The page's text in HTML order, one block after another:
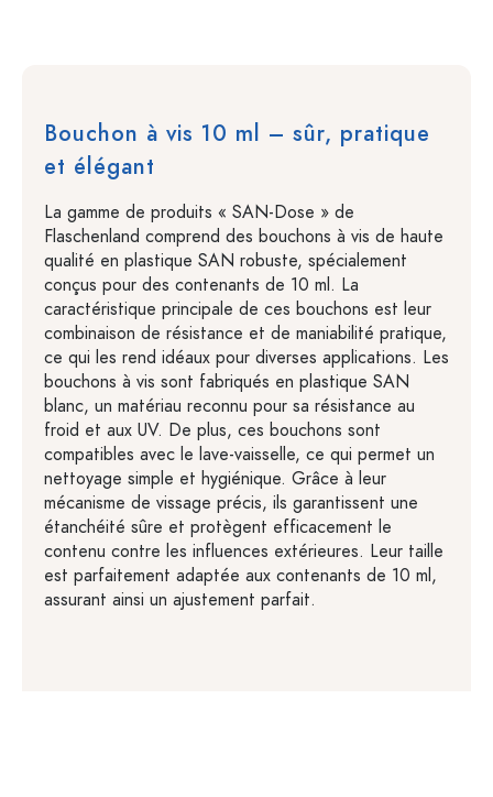
Bouchon à vis 10 ml – sûr, pratique
et élégant
La gamme de produits « SAN-Dose » de
Flaschenland comprend des bouchons à vis de haute
qualité en plastique SAN robuste, spécialement
conçus pour des contenants de 10 ml. La
caractéristique principale de ces bouchons est leur
combinaison de résistance et de maniabilité pratique,
ce qui les rend idéaux pour diverses applications. Les
bouchons à vis sont fabriqués en plastique SAN
blanc, un matériau reconnu pour sa résistance au
froid et aux UV. De plus, ces bouchons sont
compatibles avec le lave-vaisselle, ce qui permet un
nettoyage simple et hygiénique. Grâce à leur
mécanisme de vissage précis, ils garantissent une
étanchéité sûre et protègent efficacement le
contenu contre les influences extérieures. Leur taille
est parfaitement adaptée aux contenants de 10 ml,
assurant ainsi un ajustement parfait.